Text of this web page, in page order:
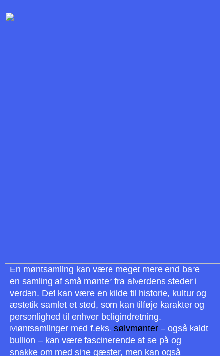
En møntsamling kan være meget mere end bare
en samling af små mønter fra alverdens steder i
verden. Det kan være en kilde til historie, kultur og
æstetik samlet et sted, som kan tilføje karakter og
personlighed til enhver boligindretning.
Møntsamlinger med f.eks. sølvmønter – også kaldt
bullion – kan være fascinerende at se på og
snakke om med sine gæster, men kan også